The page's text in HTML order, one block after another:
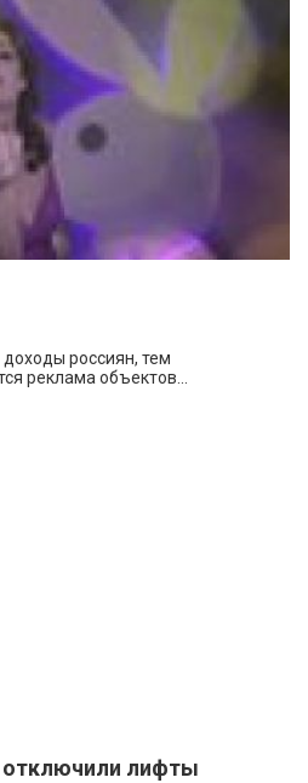
россиян, тем
реклама объектов...
лифты